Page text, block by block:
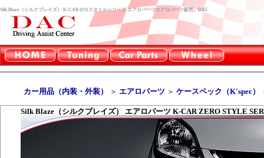
Silk Blaze（シルクブレイズ） K-CARゼロスタイルシリーズ エアロパーツエアロパーツ販売。DAC
カー用品（内装・外装） ＞ エアロパーツ ＞ ケースペック（K'spec）
Silk Blaze（シルクブレイズ） エアロパーツ K-CAR ZERO STYLE